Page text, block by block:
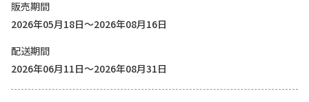
販売期間
2026年05月18日～2026年08月16日
配送期間
2026年06月11日～2026年08月31日